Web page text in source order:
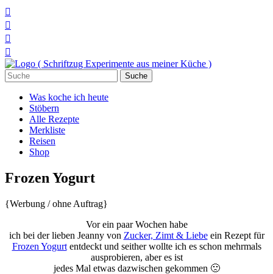




Suchen
nach:
Was koche ich heute
Stöbern
Alle Rezepte
Merkliste
Reisen
Shop
Frozen Yogurt
{Werbung / ohne Auftrag}
Vor ein paar Wochen habe
ich bei der lieben Jeanny von Zucker, Zimt & Liebeein Rezept für
Frozen Yogurtentdeckt und seither wollte ich es schon mehrmals
ausprobieren, aber es ist
jedes Mal etwas dazwischen gekommen 🙁